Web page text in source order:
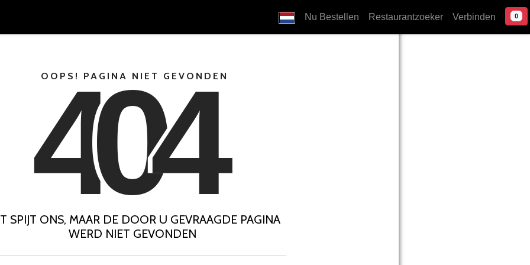
Nu Bestellen Restaurantzoeker Verbinden 0
OOPS! PAGINA NIET GEVONDEN
404
SPIJT ONS, MAAR DE DOOR U GEVRAAGDE PAGINA
WERD NIET GEVONDEN